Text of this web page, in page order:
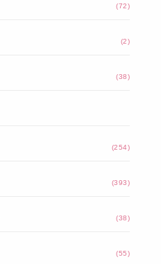
(72)
(2)
(38)
(254)
(393)
(38)
(55)